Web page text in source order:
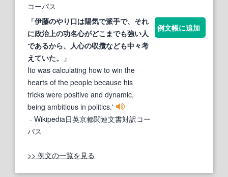
コーパス
「伊藤のやり口は陽気で派手で、それ
に政治上の功名心がどこまでも強い人
であるから、人心の収攬なども中々考
えていた。」
Ito was calculating how to win the
hearts of the people because his
tricks were positive and dynamic,
being ambitious in politics.'
- Wikipedia日英京都関連文書対訳コー
パス
例文帳に追加
>> 例文の一覧を見る